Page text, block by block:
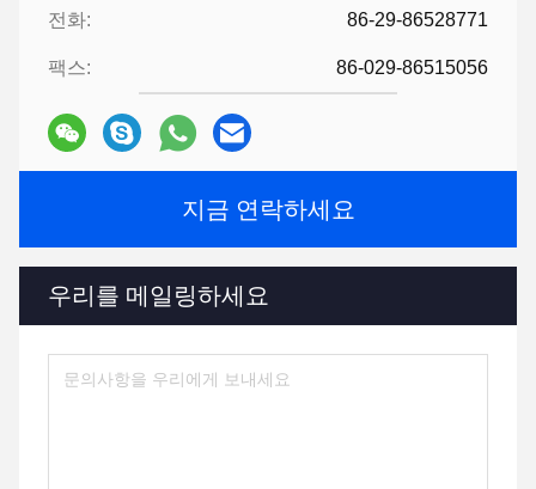
전화: 86-29-86528771
팩스: 86-029-86515056
지금 연락하세요
우리를 메일링하세요